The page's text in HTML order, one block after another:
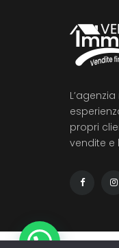
propri
vendite e